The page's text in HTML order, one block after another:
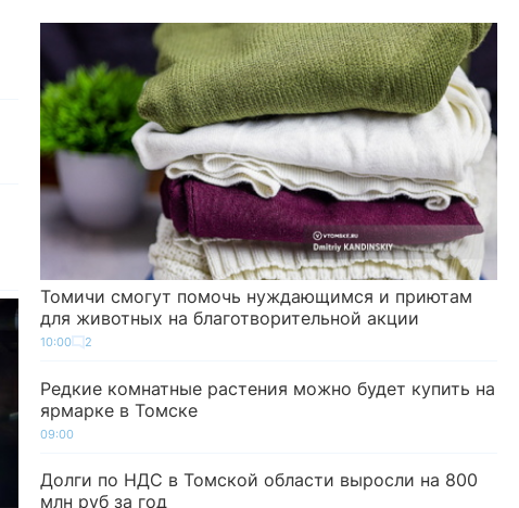
Томичи смогут помочь нуждающимся и приютам
для животных на благотворительной акции
10:00 2
Редкие комнатные растения можно будет купить на
ярмарке в Томске
09:00
Долги по НДС в Томской области выросли на 800
млн руб за год